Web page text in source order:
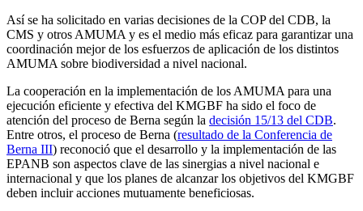
Así se ha solicitado en varias decisiones de la COP del CDB, la
CMS y otros AMUMA y es el medio más eficaz para garantizar una
coordinación mejor de los esfuerzos de aplicación de los distintos
AMUMA sobre biodiversidad a nivel nacional.
La cooperación en la implementación de los AMUMA para una
ejecución eficiente y efectiva del KMGBF ha sido el foco de
atención del proceso de Berna según la decisión 15/13 del CDB.
Entre otros, el proceso de Berna (resultado de la Conferencia de
Berna III) reconoció que el desarrollo y la implementación de las
EPANB son aspectos clave de las sinergias a nivel nacional e
internacional y que los planes de alcanzar los objetivos del KMGBF
deben incluir acciones mutuamente beneficiosas.